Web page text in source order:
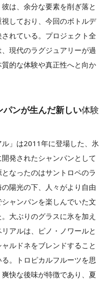
は、余分な要素を削ぎ落と
しており、今回のボトルデ
れている。プロジェクト全
現代のラグジュアリーが過
的な体験や真正性へと向か
ンが生んだ新しい体験
ル」は2011年に登場した、氷
発されたシャンパンとして
なったのはサントロペのラ
陽光の下、人々がより自由
ャンパンを楽しんでいた文
大ぶりのグラスに氷を加え
アルは、ピノ・ノワールと
ルドネをブレンドすること
。トロピカルフルーツを思
快な後味が特徴であり、夏